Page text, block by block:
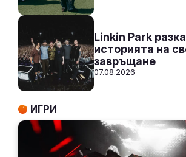
Linkin Park
историята на
завръщане
07.08.2026
ИГРИ